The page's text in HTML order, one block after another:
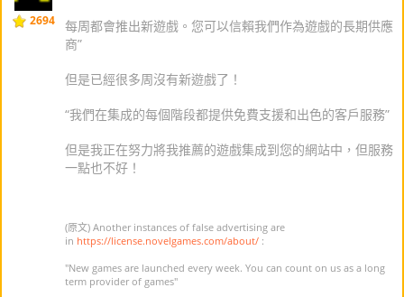
2694
每周都會推出新遊戲。您可以信賴我們作為遊戲的長期供應
商”
但是已經很多周沒有新遊戲了！
“我們在集成的每個階段都提供免費支援和出色的客戶服務”
但是我正在努力將我推薦的遊戲集成到您的網站中，但服務
一點也不好！
(原文) Another instances of false advertising are
in https://license.novelgames.com/about/ :
"New games are launched every week. You can count on us as a long
term provider of games"